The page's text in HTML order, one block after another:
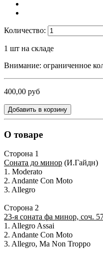
Количество:
1 шт на складе
Внимание: ограниченное
400,00 руб
Добавить в корзину
О товаре
Сторона 1
Соната до минор (И.Гайдн)
1. Moderato
2. Andante Con Moto
3. Allegro
Сторона 2
23-я соната фа минор, соч.
1. Allegro Assai
2. Andante Con Moto
3. Allegro, Ma Non Troppo